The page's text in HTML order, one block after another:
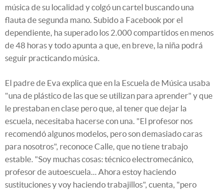
música de su localidad y colgó un cartel buscando una
flauta de segunda mano. Subido a Facebook por el
dependiente, ha superado los 2.000 compartidos en menos
de 48 horas y todo apunta a que, en breve, la niña podrá
seguir practicando música.
El padre de Eva explica que en la Escuela de Música usaba
"una de plástico de las que se utilizan para aprender" y que
le prestaban en clase pero que, al tener que dejar la
escuela, necesitaba hacerse con una. "El profesor nos
recomendó algunos modelos, pero son demasiado caras
para nosotros", reconoce Calle, que no tiene trabajo
estable. "Soy muchas cosas: técnico electromecánico,
profesor de autoescuela... Ahora estoy haciendo
sustituciones y voy haciendo trabajillos", cuenta, "pero